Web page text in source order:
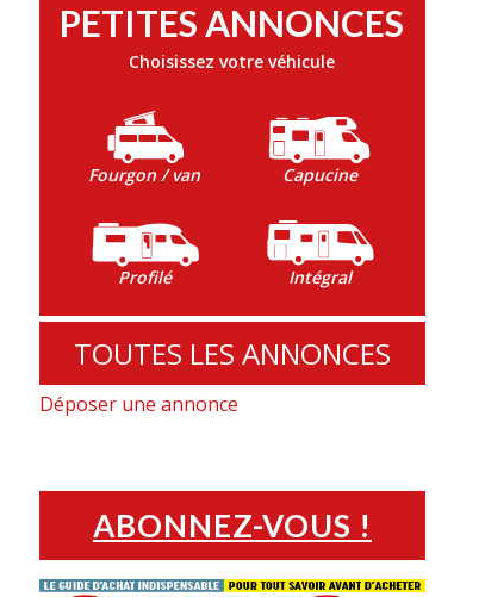
PETITES ANNONCES
Choisissez votre véhicule
Fourgon / van Capucine
Profilé Intégral
TOUTES LES ANNONCES
Déposer une annonce
ABONNEZ-VOUS !